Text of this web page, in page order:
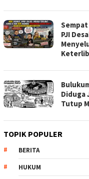
Sempat
PJI
Diduga
Tutup
TOPIK POPULER
BERITA
HUKUM